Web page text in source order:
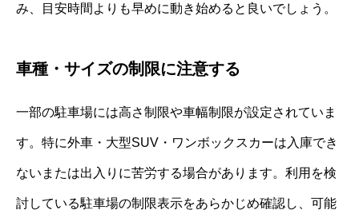
み、目安時間よりも早めに動き始めると良いでしょう。
車種・サイズの制限に注意する
一部の駐車場には高さ制限や車幅制限が設定されていま
す。特に外車・大型SUV・ワンボックスカーは入庫でき
ないまたは出入りに苦労する場合があります。利用を検
討している駐車場の制限表示をあらかじめ確認し、可能